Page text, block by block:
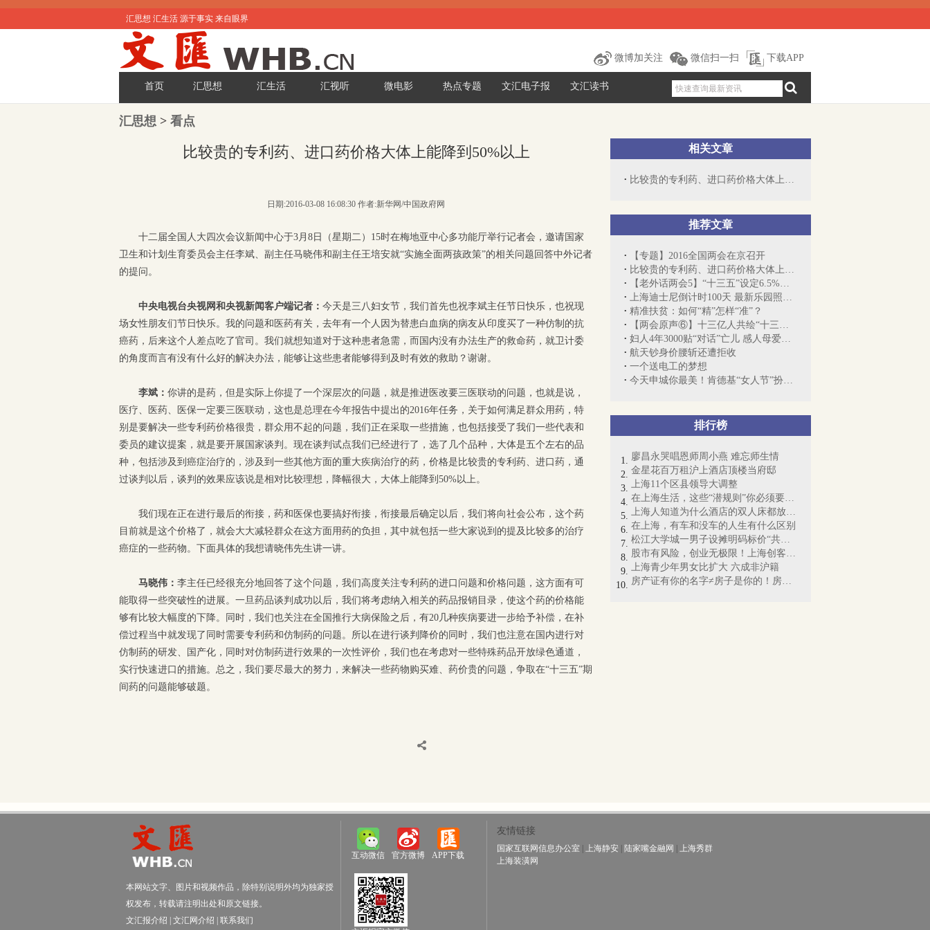
汇思想 汇生活 源于事实 来自眼界
微博加关注 微信扫一扫 下载APP
首页 汇思想 汇生活 汇视听 微电影 热点专题 文汇电子报 文汇读书
汇思想 > 看点
相关文章
比较贵的专利药、进口药价格大体上能降到...
推荐文章
【专题】2016全国两会在京召开
比较贵的专利药、进口药价格大体上能降到...
【老外话两会5】“十三五”设定6.5%以上...
上海迪士尼倒计时100天 最新乐园照片发布
精准扶贫：如何“精”怎样“准”？
【两会原声⑥】十三亿人共绘“十三五”蓝图
妇人4年3000贴“对话”亡儿 感人母爱令网...
航天钞身价腰斩还遭拒收
一个送电工的梦想
今天申城你最美！肯德基“女人节”扮靓环...
排行榜
廖昌永哭唱恩师周小燕 难忘师生情
金星花百万租沪上酒店顶楼当府邸
上海11个区县领导大调整
在上海生活，这些“潜规则”你必须要懂！
上海人知道为什么酒店的双人床都放4个枕...
在上海，有车和没车的人生有什么区别
松江大学城一男子设摊明码标价“共享女友...
股市有风险，创业无极限！上海创客梦想起航
上海青少年男女比扩大 六成非沪籍
房产证有你的名字≠房子是你的！房产证即...
比较贵的专利药、进口药价格大体上能降到50%以上
日期:2016-03-08 16:08:30 作者:新华网/中国政府网
十二届全国人大四次会议新闻中心于3月8日（星期二）15时在梅地亚中心多功能厅举行记者会，邀请国家
卫生和计划生育委员会主任李斌、副主任马晓伟和副主任王培安就“实施全面两孩政策”的相关问题回答中外记者
的提问。
中央电视台央视网和央视新闻客户端记者： 今天是三八妇女节，我们首先也祝李斌主任节日快乐，也祝现
场女性朋友们节日快乐。我的问题和医药有关，去年有一个人因为替患白血病的病友从印度买了一种仿制的抗
癌药，后来这个人差点吃了官司。我们就想知道对于这种患者急需，而国内没有办法生产的救命药，就卫计委
的角度而言有没有什么好的解决办法，能够让这些患者能够得到及时有效的救助？谢谢。
李斌： 你讲的是药，但是实际上你提了一个深层次的问题，就是推进医改要三医联动的问题，也就是说，
医疗、医药、医保一定要三医联动，这也是总理在今年报告中提出的2016年任务，关于如何满足群众用药，特
别是要解决一些专利药价格很贵，群众用不起的问题，我们正在采取一些措施，也包括接受了我们一些代表和
委员的建议提案，就是要开展国家谈判。现在谈判试点我们已经进行了，选了几个品种，大体是五个左右的品
种，包括涉及到癌症治疗的，涉及到一些其他方面的重大疾病治疗的药，价格是比较贵的专利药、进口药，通
过谈判以后，谈判的效果应该说是相对比较理想，降幅很大，大体上能降到50%以上。
我们现在正在进行最后的衔接，药和医保也要搞好衔接，衔接最后确定以后，我们将向社会公布，这个药
目前就是这个价格了，就会大大减轻群众在这方面用药的负担，其中就包括一些大家说到的提及比较多的治疗
癌症的一些药物。下面具体的我想请晓伟先生讲一讲。
马晓伟： 李主任已经很充分地回答了这个问题，我们高度关注专利药的进口问题和价格问题，这方面有可
能取得一些突破性的进展。一旦药品谈判成功以后，我们将考虑纳入相关的药品报销目录，使这个药的价格能
够有比较大幅度的下降。同时，我们也关注在全国推行大病保险之后，有20几种疾病要进一步给予补偿，在补
偿过程当中就发现了同时需要专利药和仿制药的问题。所以在进行谈判降价的同时，我们也注意在国内进行对
仿制药的研发、国产化，同时对仿制药进行效果的一次性评价，我们也在考虑对一些特殊药品开放绿色通道，
实行快速进口的措施。总之，我们要尽最大的努力，来解决一些药物购买难、药价贵的问题，争取在“十三五”期
间药的问题能够破题。
本网站文字、图片和视频作品，除特别说明外均为独家授
权发布，转载请注明出处和原文链接。
文汇报介绍
文汇网介绍 联系我们
互动微信 官方微博 APP下载
友情链接
国家互联网信息办公室 上海静安 陆家嘴金融网
上海秀群
上海装潢网